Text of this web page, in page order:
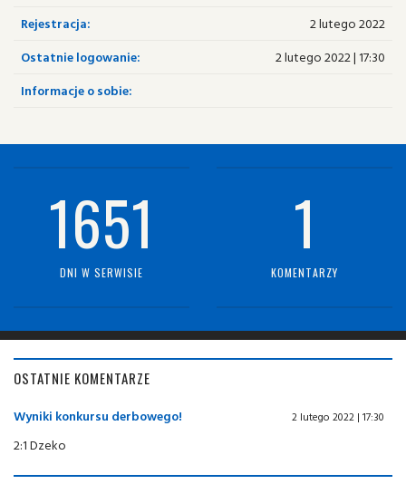
Rejestracja:
2 lutego 2022
Ostatnie logowanie:
2 lutego 2022 | 17:30
Informacje o sobie:
1651
DNI W SERWISIE
1
KOMENTARZY
OSTATNIE KOMENTARZE
Wyniki konkursu derbowego! 2 lutego 2022 | 17:30
2:1 Dzeko